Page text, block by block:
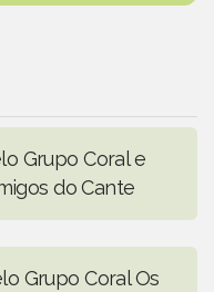
Grupo Coral e
do Cante
Grupo Coral Os